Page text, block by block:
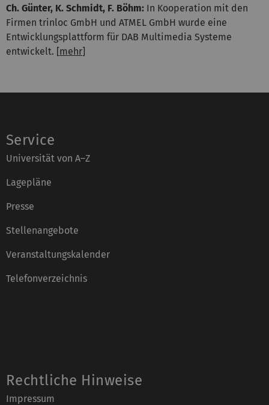
Ch. Günter, K. Schmidt, F. Böhm: In Kooperation mit den
Firmen trinloc GmbH und ATMEL GmbH wurde eine
Entwicklungsplattform für DAB Multimedia Systeme
entwickelt. [mehr]
Service
Universität von A–Z
Lagepläne
Presse
Stellenangebote
Veranstaltungskalender
Telefonverzeichnis
Rechtliche Hinweise
Impressum